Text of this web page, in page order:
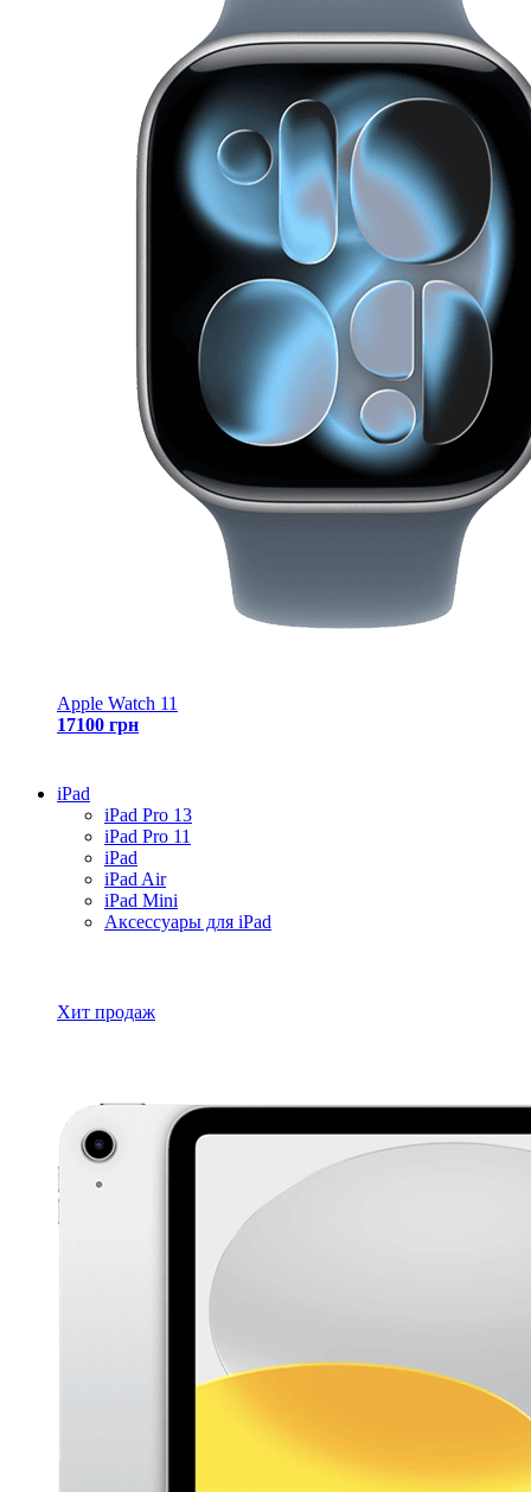
Apple Watch 11
17100 грн
iPad
iPad Pro 13
iPad Pro 11
iPad
iPad Air
iPad Mini
Аксессуары для iPad
Хит продаж